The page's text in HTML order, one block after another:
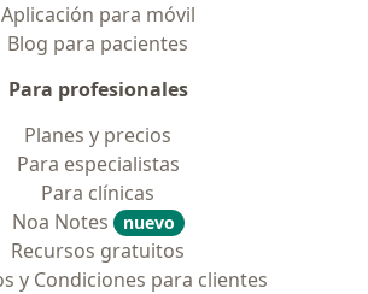
Aplicación para móvil
Blog para pacientes
Para profesionales
Planes y precios
Para especialistas
Para clínicas
Noa Notes
nuevo
Recursos gratuitos
y Condiciones para clientes